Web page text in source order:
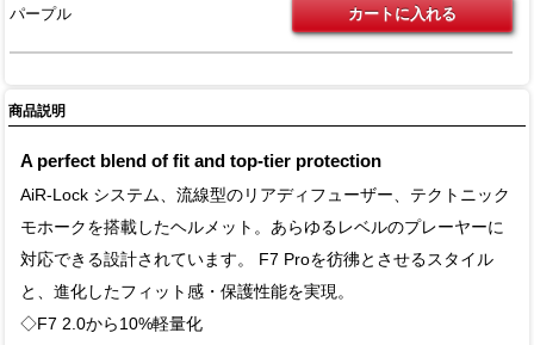
パープル
商品説明
A perfect blend of fit and top-tier protection
AiR-Lock システム、流線型のリアディフューザー、テクトニック
モホークを搭載したヘルメット。あらゆるレベルのプレーヤーに
対応できる設計されています。 F7 Proを彷彿とさせるスタイル
と、進化したフィット感・保護性能を実現。
◇F7 2.0から10%軽量化